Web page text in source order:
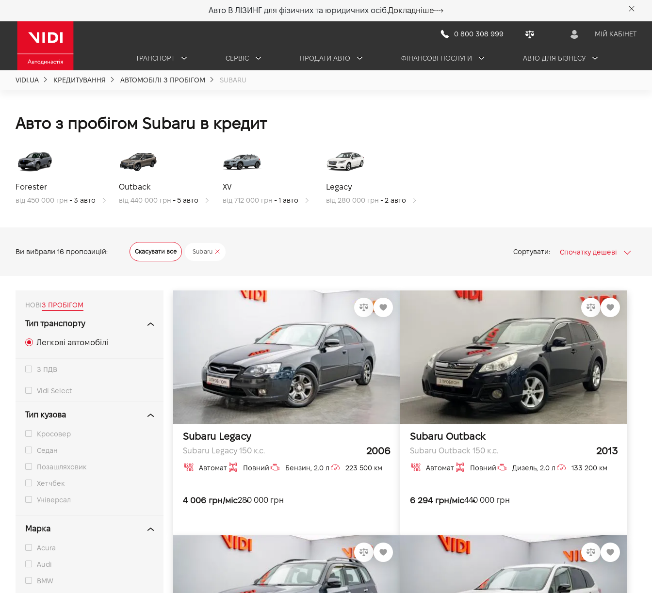
Авто В ЛІЗИНГ для фізичних та юридичних осіб.Докладніше
0 800 308 999 МІЙ КАБІНЕТ
ТРАНСПОРТ СЕРВІС ПРОДАТИ АВТО ФІНАНСОВІ ПОСЛУГИ АВТО ДЛЯ БІЗНЕСУ
VIDI.UA КРЕДИТУВАННЯ АВТОМОБІЛІ З ПРОБІГОМ SUBARU
Авто з пробігом Subaru в кредит
Forester
від 450 000 грн - 3 авто
Outback
від 440 000 грн - 5 авто
XV
від 712 000 грн - 1 авто
Legacy
від 280 000 грн - 2 авто
Ви вибрали 16 пропозицій: Скасувати все Subaru Сортувати: Спочатку дешеві
НОВІЗ ПРОБІГОМ
Тип транспорту
Легкові автомобілі
З ПДВ
Vidi Select
Тип кузова
Кросовер
Седан
Позашляховик
Хетчбек
Універсал
Марка
Acura
Audi
BMW
Subaru Legacy
Subaru Legacy 150 к.с. 2006
Автомат Повний Бензин, 2.0 л 223 500 км
4 006 грн/міс280 000 грн
Subaru Outback
Subaru Outback 150 к.с. 2013
Автомат Повний Дизель, 2.0 л 133 200 км
6 294 грн/міс440 000 грн
Про компанію
Політика якості
Контакти
Підпишись на наш канал та слідкуй за